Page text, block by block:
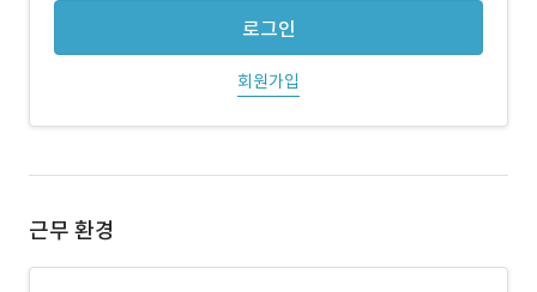
로그인
회원가입
근무 환경